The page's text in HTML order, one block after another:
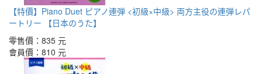
【特價】Piano Duet ピアノ連弾 <初級×中級> 両方主役の連弾レパ
ートリー 【日本のうた】
零售價： 835 元
會員價： 810 元